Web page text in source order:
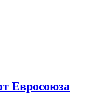
Евросоюза